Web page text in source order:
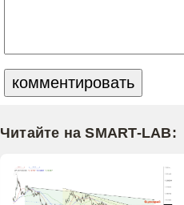
Читайте на SMART-LAB: